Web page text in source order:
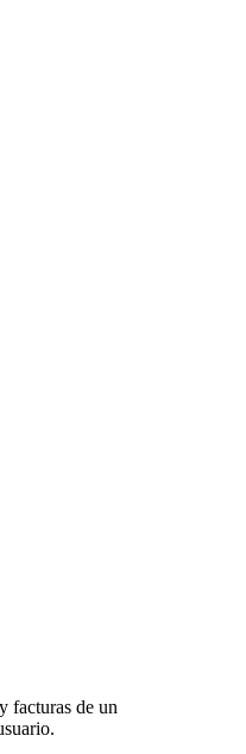
facturas de un